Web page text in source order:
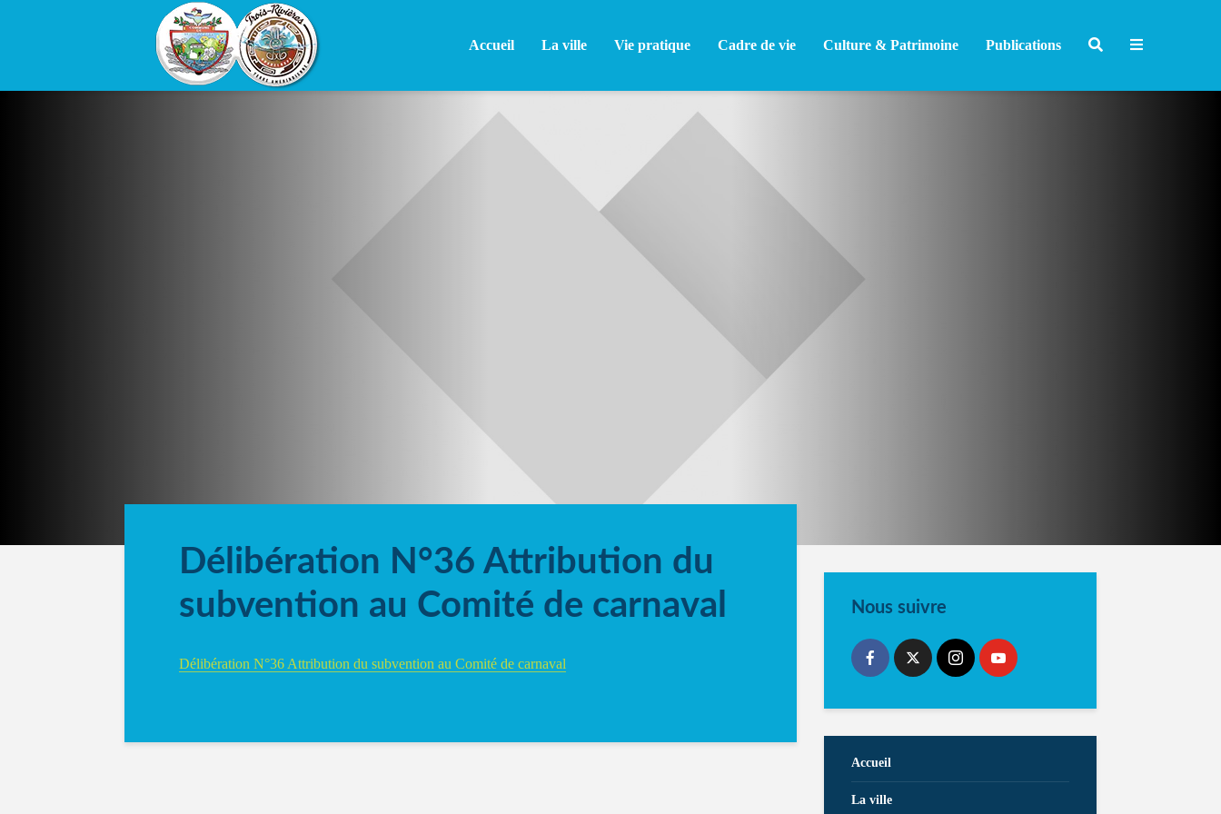
Accueil La ville Vie pratique Cadre de vie Culture & Patrimoine Publications
Délibération N°36 Attribution du
subvention au Comité de carnaval
Délibération N°36 Attribution du subvention au Comité de carnaval
Nous suivre
Accueil
La ville